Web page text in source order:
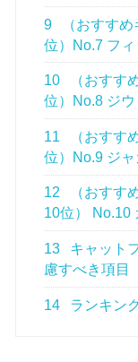
9
（おすす
位）No.7 フ
10
（おすす
位）No.8 ジウ
11
（おすす
位）No.9 ジャ
12
（おすす
10位） No.10
13
キャット
慮すべき項目
14 ランキン